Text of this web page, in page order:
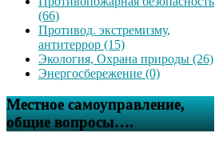
(66)
Противод. экстремизму,
антитеррор (15)
Экология, Охрана природы (26)
Энергосбережение (0)
Местное самоуправление,
общие вопросы….